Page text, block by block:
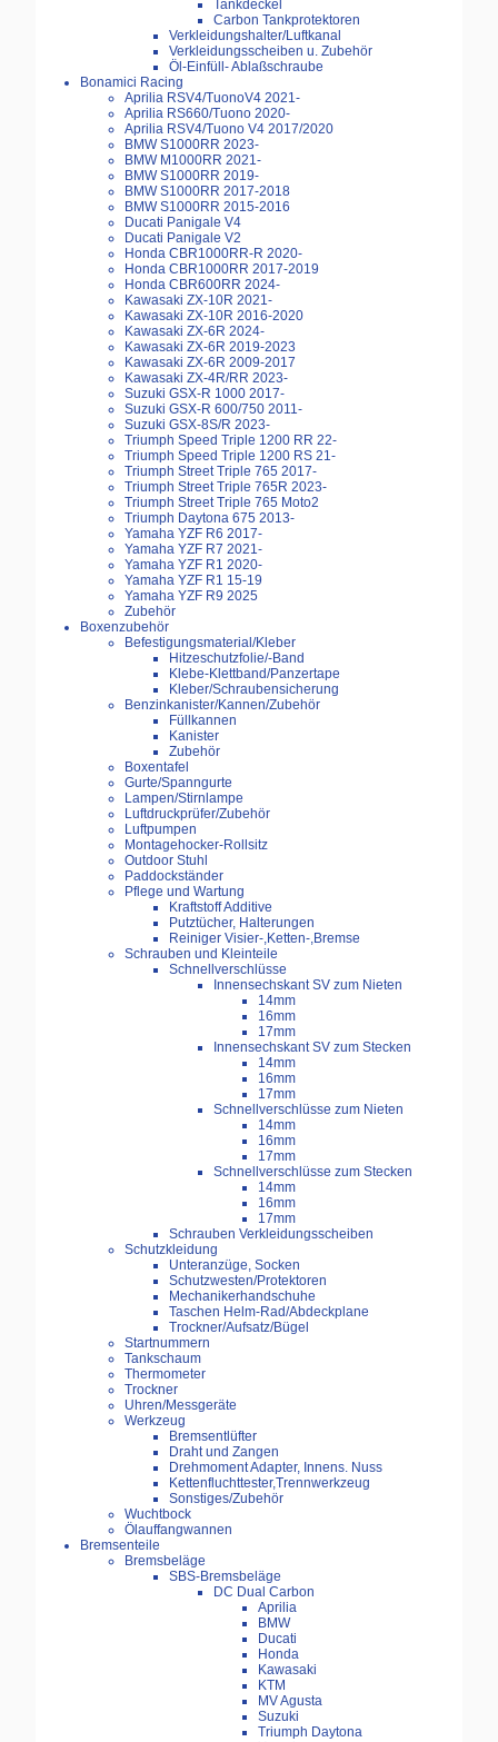
Tankdeckel
Carbon Tankprotektoren
Verkleidungshalter/Luftkanal
Verkleidungsscheiben u. Zubehör
Öl-Einfüll- Ablaßschraube
Bonamici Racing
Aprilia RSV4/TuonoV4 2021-
Aprilia RS660/Tuono 2020-
Aprilia RSV4/Tuono V4 2017/2020
BMW S1000RR 2023-
BMW M1000RR 2021-
BMW S1000RR 2019-
BMW S1000RR 2017-2018
BMW S1000RR 2015-2016
Ducati Panigale V4
Ducati Panigale V2
Honda CBR1000RR-R 2020-
Honda CBR1000RR 2017-2019
Honda CBR600RR 2024-
Kawasaki ZX-10R 2021-
Kawasaki ZX-10R 2016-2020
Kawasaki ZX-6R 2024-
Kawasaki ZX-6R 2019-2023
Kawasaki ZX-6R 2009-2017
Kawasaki ZX-4R/RR 2023-
Suzuki GSX-R 1000 2017-
Suzuki GSX-R 600/750 2011-
Suzuki GSX-8S/R 2023-
Triumph Speed Triple 1200 RR 22-
Triumph Speed Triple 1200 RS 21-
Triumph Street Triple 765 2017-
Triumph Street Triple 765R 2023-
Triumph Street Triple 765 Moto2
Triumph Daytona 675 2013-
Yamaha YZF R6 2017-
Yamaha YZF R7 2021-
Yamaha YZF R1 2020-
Yamaha YZF R1 15-19
Yamaha YZF R9 2025
Zubehör
Boxenzubehör
Befestigungsmaterial/Kleber
Hitzeschutzfolie/-Band
Klebe-Klettband/Panzertape
Kleber/Schraubensicherung
Benzinkanister/Kannen/Zubehör
Füllkannen
Kanister
Zubehör
Boxentafel
Gurte/Spanngurte
Lampen/Stirnlampe
Luftdruckprüfer/Zubehör
Luftpumpen
Montagehocker-Rollsitz
Outdoor Stuhl
Paddockständer
Pflege und Wartung
Kraftstoff Additive
Putztücher, Halterungen
Reiniger Visier-,Ketten-,Bremse
Schrauben und Kleinteile
Schnellverschlüsse
Innensechskant SV zum Nieten
14mm
16mm
17mm
Innensechskant SV zum Stecken
14mm
16mm
17mm
Schnellverschlüsse zum Nieten
14mm
16mm
17mm
Schnellverschlüsse zum Stecken
14mm
16mm
17mm
Schrauben Verkleidungsscheiben
Schutzkleidung
Unteranzüge, Socken
Schutzwesten/Protektoren
Mechanikerhandschuhe
Taschen Helm-Rad/Abdeckplane
Trockner/Aufsatz/Bügel
Startnummern
Tankschaum
Thermometer
Trockner
Uhren/Messgeräte
Werkzeug
Bremsentlüfter
Draht und Zangen
Drehmoment Adapter, Innens. Nuss
Kettenfluchttester,Trennwerkzeug
Sonstiges/Zubehör
Wuchtbock
Ölauffangwannen
Bremsenteile
Bremsbeläge
SBS-Bremsbeläge
DC Dual Carbon
Aprilia
BMW
Ducati
Honda
Kawasaki
KTM
MV Agusta
Suzuki
Triumph Daytona